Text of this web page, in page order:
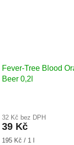
Fever-Tree Blood
Beer 0,2l
32 Kč bez DPH
39 Kč
Měrná
195 Kč / 1 l